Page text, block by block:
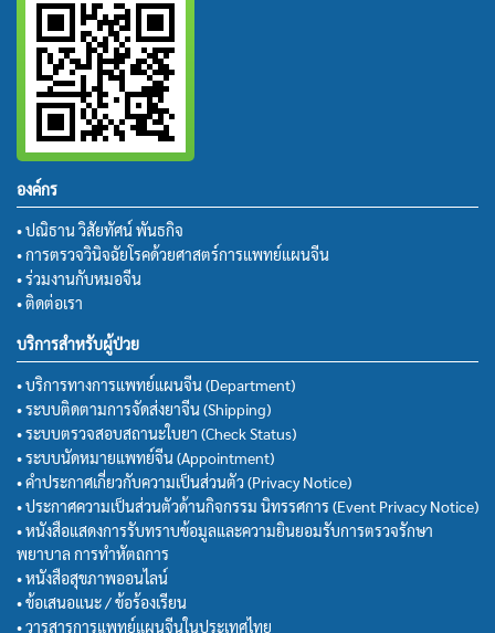
องค์กร
• ปณิธาน วิสัยทัศน์ พันธกิจ
• การตรวจวินิจฉัยโรคด้วยศาสตร์การแพทย์แผนจีน
• ร่วมงานกับหมอจีน
• ติดต่อเรา
บริการสำหรับผู้ป่วย
• บริการทางการแพทย์แผนจีน (Department)
• ระบบติดตามการจัดส่งยาจีน (Shipping)
• ระบบตรวจสอบสถานะใบยา (Check Status)
• ระบบนัดหมายแพทย์จีน (Appointment)
• คำประกาศเกี่ยวกับความเป็นส่วนตัว (Privacy Notice)
• ประกาศความเป็นส่วนตัวด้านกิจกรรม นิทรรศการ (Event Privacy Notice)
• หนังสือแสดงการรับทราบข้อมูลและความยินยอมรับการตรวจรักษา
พยาบาล การทำหัตถการ
• หนังสือสุขภาพออนไลน์
• ข้อเสนอแนะ / ข้อร้องเรียน
• วารสารการแพทย์แผนจีนในประเทศไทย